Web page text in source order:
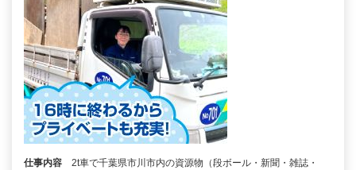
仕事内容
2t車で千葉県市川市内の資源物（段ボール・新聞・雑誌・